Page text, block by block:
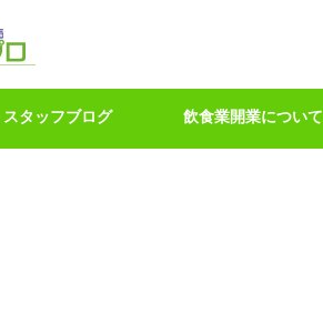
スタッフブログ 飲食業開業について